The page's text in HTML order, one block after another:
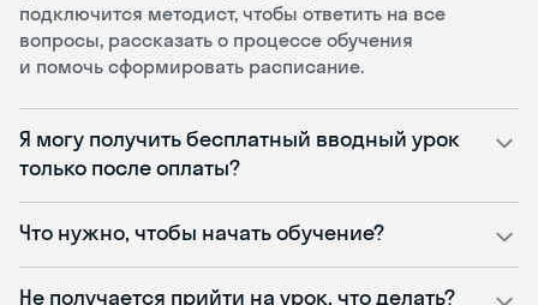
подключится методист, чтобы ответить на все
вопросы, рассказать о процессе обучения
и помочь сформировать расписание.
Я могу получить бесплатный вводный урок
только после оплаты?
Что нужно, чтобы начать обучение?
Не получается прийти на урок, что делать?